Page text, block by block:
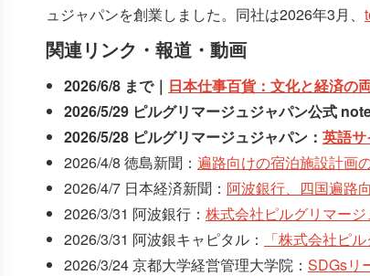
ュジャパンを創業しました。同社は2026年3月、
関連リンク・報道・動画
2026/6/8 まで｜ 日本仕事百貨：文化と経済の
2026/5/29 ピルグリマージュジャパン公式
2026/5/28 ピルグリマージュジャパン： 英語
2026/4/8 徳島新聞： 遍路向けの宿泊施設計
2026/4/7 日本経済新聞： 阿波銀行、四国遍路
2026/3/31 阿波銀行： 株式会社ピルグリマー
2026/3/31 阿波銀キャピタル：
「株式会社ピ
2026/3/24 京都大学経営管理大学院： SDGsリ